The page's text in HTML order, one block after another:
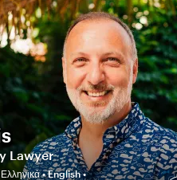
Lawyer
Ελληνικά • English •